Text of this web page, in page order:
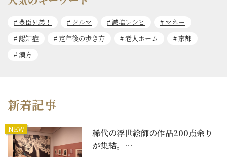
豊臣兄弟！ クルマ 減塩レシピ
マネー
認知症
定年後の歩き方 老人ホーム
京都
漢方
新着記事
NEW
稀代の浮世絵師の作品200点余り
が集結。…